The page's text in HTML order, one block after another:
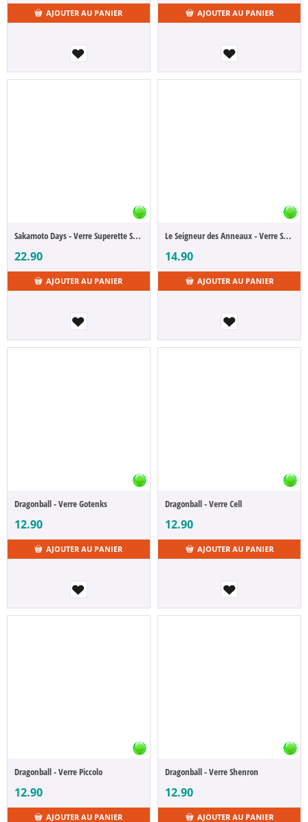
AJOUTER AU PANIER AJOUTER AU PANIER
Sakamoto Days - Verre Superette Sakamoto Taro Sakamoto
22.90
AJOUTER AU PANIER
Le Seigneur des Anneaux - Verre Sauron, Mairon l’Admirable
14.90
AJOUTER AU PANIER
Dragonball - Verre Gotenks
12.90
AJOUTER AU PANIER
Dragonball - Verre Cell
12.90
AJOUTER AU PANIER
Dragonball - Verre Piccolo
12.90
AJOUTER AU PANIER
Dragonball - Verre Shenron
12.90
AJOUTER AU PANIER